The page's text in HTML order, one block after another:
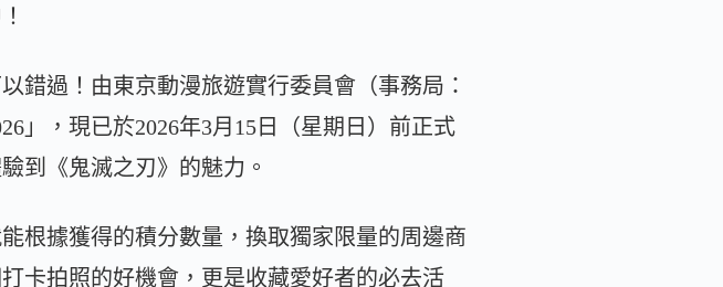
錯過！由東京動漫旅遊實行委員會（事務局：
」，現已於2026年3月15日（星期日）前正式
到《鬼滅之刃》的魅力。
根據獲得的積分數量，換取獨家限量的周邊商
卡拍照的好機會，更是收藏愛好者的必去活